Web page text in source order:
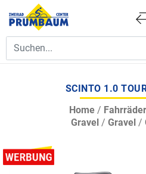
SCINTO 1.0
Home / Fahrräder
Gravel / Gravel /